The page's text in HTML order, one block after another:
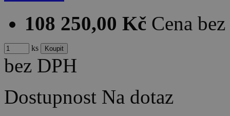
108 250,00 Kč Cena
ks
bez DPH
Dostupnost Na dotaz